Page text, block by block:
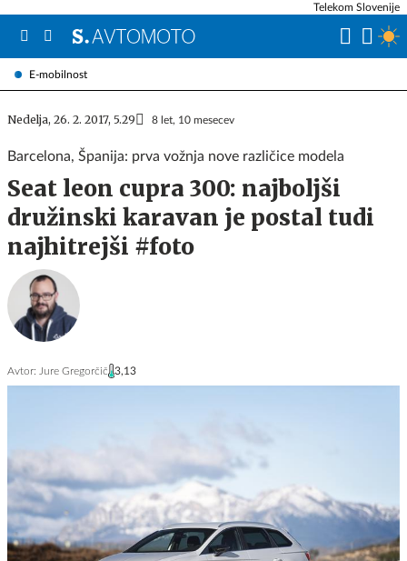
E-mobilnost
Telekom Slovenije
Nedelja, 26. 2. 2017, 5.29 8 let, 10 mesecev
Barcelona, Španija: prva vožnja nove različice modela
Seat leon cupra 300: najboljši
družinski karavan je postal tudi
najhitrejši #foto
Avtor: Jure Gregorčič 3,13